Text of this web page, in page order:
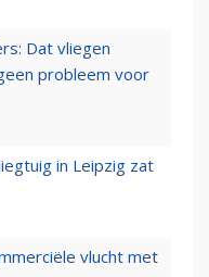
Dat vliegen
probleem voor
in Leipzig zat
vlucht met